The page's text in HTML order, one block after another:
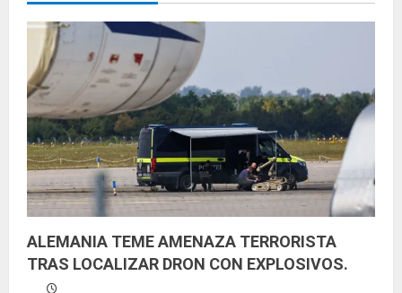
y
e
n
d
o
ALEMANIA TEME AMENAZA TERRORISTA
TRAS LOCALIZAR DRON CON EXPLOSIVOS.